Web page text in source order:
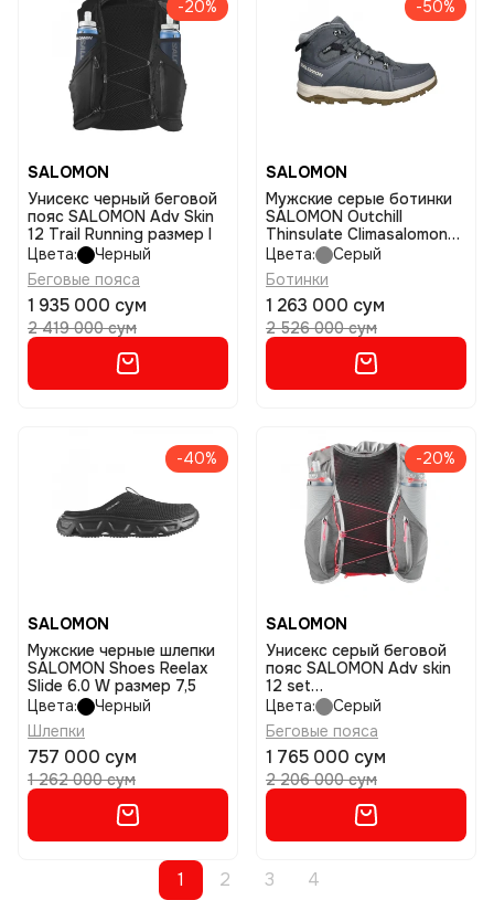
-20%
SALOMON
Унисекс черный беговой
пояс SALOMON Adv Skin
12 Trail Running размер l
Цвета:
Черный
Беговые пояса
1 935 000 сум
2 419 000 сум
-50%
SALOMON
Мужские серые ботинки
SALOMON Outchill
Thinsulate Climasalomon
размер 10,5
Цвета:
Серый
Ботинки
1 263 000 сум
2 526 000 сум
-40%
SALOMON
Мужские черные шлепки
SALOMON Shoes Reelax
Slide 6.0 W размер 7,5
Цвета:
Черный
Шлепки
757 000 сум
1 262 000 сум
-20%
SALOMON
Унисекс серый беговой
пояс SALOMON Adv skin
12 set
castelrock/alloy/neon fl
размер l
Цвета:
Серый
Беговые пояса
1 765 000 сум
2 206 000 сум
1 2 3
4